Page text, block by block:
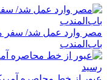
مصر وارد عمل شد/ سفر
باب‌المندب